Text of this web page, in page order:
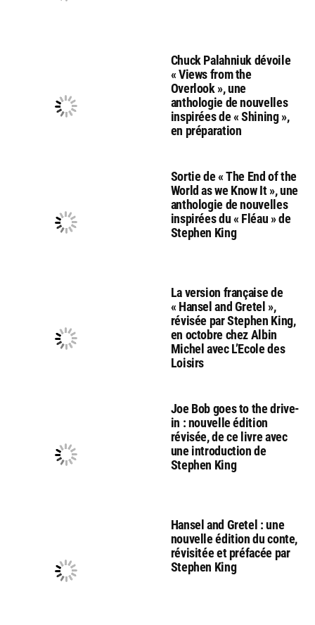
Chuck Palahniuk dévoile
« Views from the
Overlook », une
anthologie de nouvelles
inspirées de « Shining »,
en préparation
Sortie de « The End of the
World as we Know It », une
anthologie de nouvelles
inspirées du « Fléau » de
Stephen King
La version française de
« Hansel and Gretel »,
révisée par Stephen King,
en octobre chez Albin
Michel avec L’Ecole des
Loisirs
Joe Bob goes to the drive-
in : nouvelle édition
révisée, de ce livre avec
une introduction de
Stephen King
Hansel and Gretel : une
nouvelle édition du conte,
révisitée et préfacée par
Stephen King